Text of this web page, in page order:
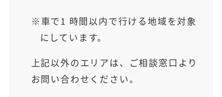
車で1 時間以内で行ける地域を対象
にしています。
上記以外のエリアは、ご相談窓口より
お問い合わせください。